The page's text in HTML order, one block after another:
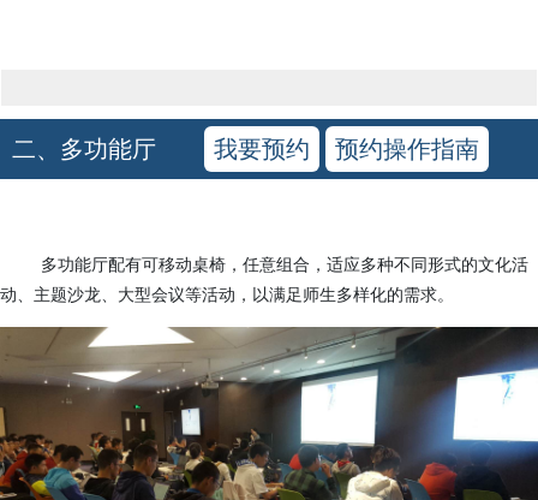
二、多功能厅 我要预约 预约操作指南
多功能厅配有可移动桌椅，任意组合，适应多种不同形式的文化活
动、主题沙龙、大型会议等活动，以满足师生多样化的需求。